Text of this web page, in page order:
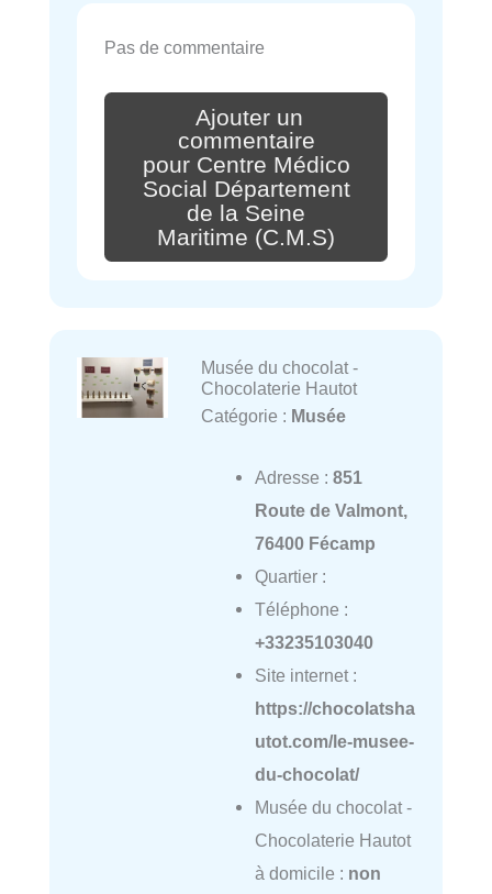
Pas de commentaire
Ajouter un
commentaire
pour Centre Médico
Social Département
de la Seine
Maritime (C.M.S)
Musée du chocolat -
Chocolaterie Hautot
Catégorie : Musée
Adresse : 851
Route de Valmont,
76400 Fécamp
Quartier :
Téléphone :
+33235103040
Site internet :
https://chocolatsha
utot.com/le-musee-
du-chocolat/
Musée du chocolat -
Chocolaterie Hautot
à domicile : non